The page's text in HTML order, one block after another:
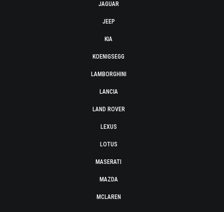
JAGUAR
JEEP
KIA
KOENIGSEGG
LAMBORGHINI
LANCIA
LAND ROVER
LEXUS
LOTUS
MASERATI
MAZDA
MCLAREN